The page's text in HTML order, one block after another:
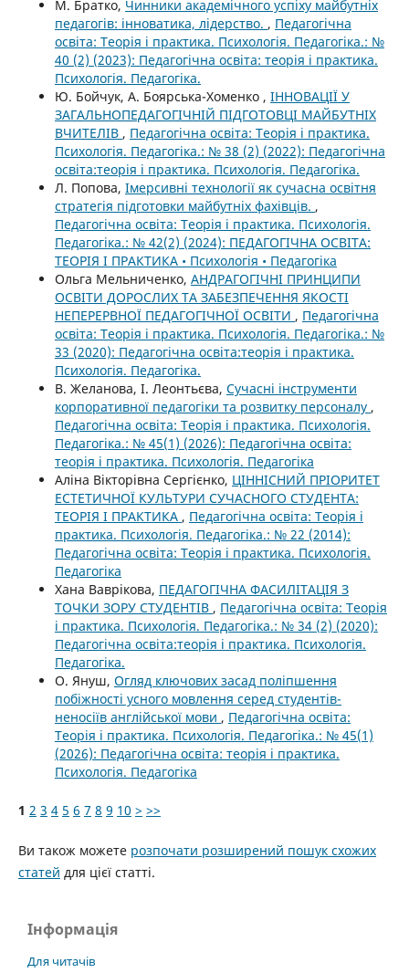
М. Братко, Чинники академічного успіху майбутніх
педагогів: інноватика, лідерство. , Педагогічна
освіта: Теорія і практика. Психологія. Педагогіка.: №
40 (2) (2023): Педагогічна освіта: теорія і практика.
Психологія. Педагогіка.
Ю. Бойчук, А. Боярська-Хоменко , ІННОВАЦІЇ У
ЗАГАЛЬНОПЕДАГОГІЧНІЙ ПІДГОТОВЦІ МАЙБУТНІХ
ВЧИТЕЛІВ , Педагогічна освіта: Теорія і практика.
Психологія. Педагогіка.: № 38 (2) (2022): Педагогічна
освіта:теорія і практика. Психологія. Педагогіка.
Л. Попова, Імерсивні технології як сучасна освітня
стратегія підготовки майбутніх фахівців. ,
Педагогічна освіта: Теорія і практика. Психологія.
Педагогіка.: № 42(2) (2024): ПЕДАГОГІЧНА ОСВІТА:
ТЕОРІЯ І ПРАКТИКА • Психологія • Педагогіка
Ольга Мельниченко, АНДРАГОГІЧНІ ПРИНЦИПИ
ОСВІТИ ДОРОСЛИХ ТА ЗАБЕЗПЕЧЕННЯ ЯКОСТІ
НЕПЕРЕРВНОЇ ПЕДАГОГІЧНОЇ ОСВІТИ , Педагогічна
освіта: Теорія і практика. Психологія. Педагогіка.: №
33 (2020): Педагогічна освіта:теорія і практика.
Психологія. Педагогіка.
В. Желанова, І. Леонтьєва, Сучасні інструменти
корпоративної педагогіки та розвитку персоналу ,
Педагогічна освіта: Теорія і практика. Психологія.
Педагогіка.: № 45(1) (2026): Педагогічна освіта:
теорія і практика. Психологія. Педагогіка
Аліна Вікторівна Сергієнко, ЦІННІСНИЙ ПРІОРИТЕТ
ЕСТЕТИЧНОЇ КУЛЬТУРИ СУЧАСНОГО СТУДЕНТА:
ТЕОРІЯ І ПРАКТИКА , Педагогічна освіта: Теорія і
практика. Психологія. Педагогіка.: № 22 (2014):
Педагогічна освіта: Теорія і практика. Психологія.
Педагогіка
Хана Ваврікова, ПЕДАГОГIЧНА ФАСИЛIТАЦIЯ З
ТОЧКИ ЗОРУ СТУДЕНТIВ , Педагогічна освіта: Теорія
і практика. Психологія. Педагогіка.: № 34 (2) (2020):
Педагогічна освіта:теорія і практика. Психологія.
Педагогіка.
О. Януш, Огляд ключових засад поліпшення
побіжності усного мовлення серед студентів-
неносіїв англійської мови , Педагогічна освіта:
Теорія і практика. Психологія. Педагогіка.: № 45(1)
(2026): Педагогічна освіта: теорія і практика.
Психологія. Педагогіка
1 2 3 4 5 6 7 8 9 10 > >>
Ви також можете розпочати розширений пошук схожих
статей для цієї статті.
Інформація
Для читачів